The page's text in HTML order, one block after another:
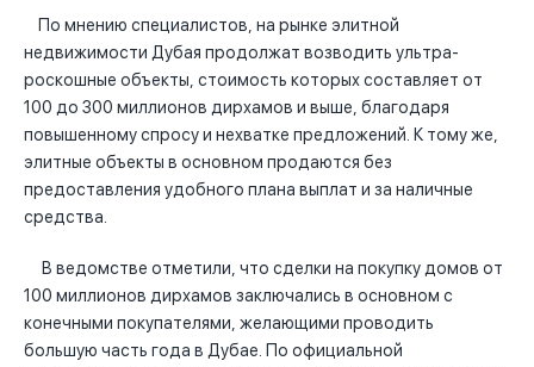
По мнению специалистов, на рынке элитной
недвижимости Дубая продолжат возводить ультра-
роскошные объекты, стоимость которых составляет от
100 до 300 миллионов дирхамов и выше, благодаря
повышенному спросу и нехватке предложений. К тому же,
элитные объекты в основном продаются без
предоставления удобного плана выплат и за наличные
средства.
В ведомстве отметили, что сделки на покупку домов от
100 миллионов дирхамов заключались в основном с
конечными покупателями, желающими проводить
большую часть года в Дубае. По официальной